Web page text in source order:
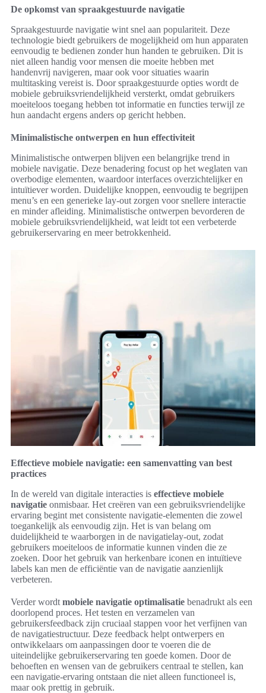
De opkomst van spraakgestuurde navigatie
Spraakgestuurde navigatie wint snel aan populariteit. Deze
technologie biedt gebruikers de mogelijkheid om hun apparaten
eenvoudig te bedienen zonder hun handen te gebruiken. Dit is
niet alleen handig voor mensen die moeite hebben met
handenvrij navigeren, maar ook voor situaties waarin
multitasking vereist is. Door spraakgestuurde opties wordt de
mobiele gebruiksvriendelijkheid versterkt, omdat gebruikers
moeiteloos toegang hebben tot informatie en functies terwijl ze
hun aandacht ergens anders op gericht hebben.
Minimalistische ontwerpen en hun effectiviteit
Minimalistische ontwerpen blijven een belangrijke trend in
mobiele navigatie. Deze benadering focust op het weglaten van
overbodige elementen, waardoor interfaces overzichtelijker en
intuïtiever worden. Duidelijke knoppen, eenvoudig te begrijpen
menu’s en een generieke lay-out zorgen voor snellere interactie
en minder afleiding. Minimalistische ontwerpen bevorderen de
mobiele gebruiksvriendelijkheid, wat leidt tot een verbeterde
gebruikerservaring en meer betrokkenheid.
Effectieve mobiele navigatie: een samenvatting van best
practices
In de wereld van digitale interacties is effectieve mobiele
navigatie onmisbaar. Het creëren van een gebruiksvriendelijke
ervaring begint met consistente navigatie-elementen die zowel
toegankelijk als eenvoudig zijn. Het is van belang om
duidelijkheid te waarborgen in de navigatielay-out, zodat
gebruikers moeiteloos de informatie kunnen vinden die ze
zoeken. Door het gebruik van herkenbare iconen en intuïtieve
labels kan men de efficiëntie van de navigatie aanzienlijk
verbeteren.
Verder wordt mobiele navigatie optimalisatie benadrukt als een
doorlopend proces. Het testen en verzamelen van
gebruikersfeedback zijn cruciaal stappen voor het verfijnen van
de navigatiestructuur. Deze feedback helpt ontwerpers en
ontwikkelaars om aanpassingen door te voeren die de
uiteindelijke gebruikerservaring ten goede komen. Door de
behoeften en wensen van de gebruikers centraal te stellen, kan
een navigatie-ervaring ontstaan die niet alleen functioneel is,
maar ook prettig in gebruik.